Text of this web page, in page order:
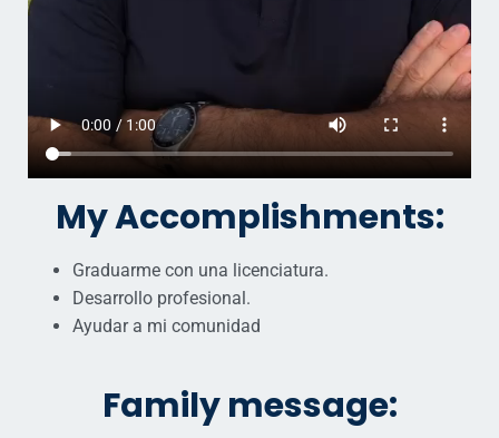
My Accomplishments:
Graduarme con una licenciatura.
Desarrollo profesional.
Ayudar a mi comunidad
Family message: